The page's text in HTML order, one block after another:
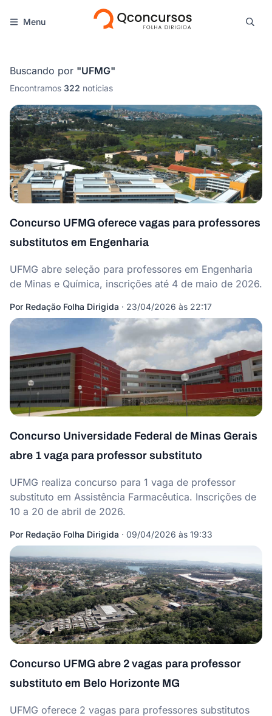
Menu
Buscando por "UFMG"
Encontramos 322 notícias
Concurso UFMG oferece vagas para professores
substitutos em Engenharia
UFMG abre seleção para professores em Engenharia
de Minas e Química, inscrições até 4 de maio de 2026.
Por Redação Folha Dirigida · 23/04/2026 às 22:17
Concurso Universidade Federal de Minas Gerais
abre 1 vaga para professor substituto
UFMG realiza concurso para 1 vaga de professor
substituto em Assistência Farmacêutica. Inscrições de
10 a 20 de abril de 2026.
Por Redação Folha Dirigida · 09/04/2026 às 19:33
Concurso UFMG abre 2 vagas para professor
substituto em Belo Horizonte MG
UFMG oferece 2 vagas para professores substitutos